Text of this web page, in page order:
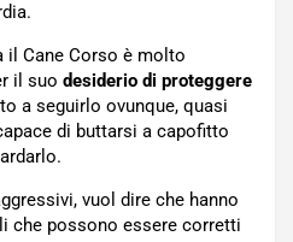
il Cane Corso è molto
il suo desiderio di proteggere
a seguirlo ovunque, quasi
di buttarsi a capofitto
vuol dire che hanno
che possono essere corretti